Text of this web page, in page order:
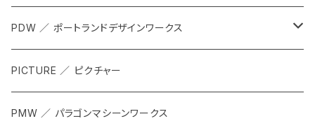
APPAREL
ACCESSORIES
PDW ／ ポートランドデザインワークス
ALL
CARRIER & RACKS
PICTURE ／ ピクチャー
PMW ／ パラゴンマシーンワークス